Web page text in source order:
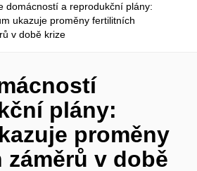
domácností a reprodukční plány:
ukazuje proměny fertilitních
v době krize
plány:
proměny
v době